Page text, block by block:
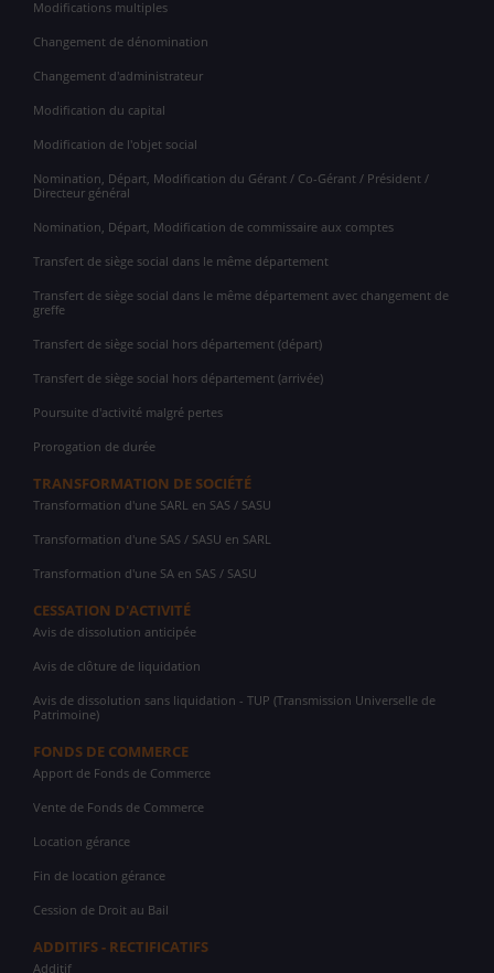
Modifications multiples
Changement de dénomination
Changement d'administrateur
Modification du capital
Modification de l'objet social
Nomination, Départ, Modification du Gérant / Co-Gérant / Président /
Directeur général
Nomination, Départ, Modification de commissaire aux comptes
Transfert de siège social dans le même département
Transfert de siège social dans le même département avec changement de
greffe
Transfert de siège social hors département (départ)
Transfert de siège social hors département (arrivée)
Poursuite d'activité malgré pertes
Prorogation de durée
TRANSFORMATION DE SOCIÉTÉ
Transformation d'une SARL en SAS / SASU
Transformation d'une SAS / SASU en SARL
Transformation d'une SA en SAS / SASU
CESSATION D'ACTIVITÉ
Avis de dissolution anticipée
Avis de clôture de liquidation
Avis de dissolution sans liquidation - TUP (Transmission Universelle de
Patrimoine)
FONDS DE COMMERCE
Apport de Fonds de Commerce
Vente de Fonds de Commerce
Location gérance
Fin de location gérance
Cession de Droit au Bail
ADDITIFS - RECTIFICATIFS
Additif